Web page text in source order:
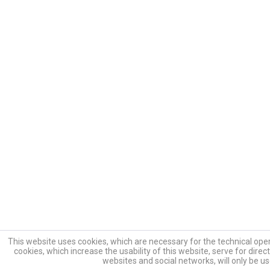
This website uses cookies, which are necessary for the technical
cookies, which increase the usability of this website, serve for
websites and social networks, will only be